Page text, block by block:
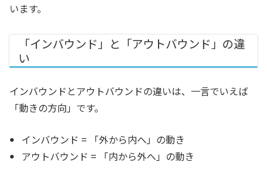
います。
「インバウンド」と「アウトバウンド」の違
い
インバウンドとアウトバウンドの違いは、一言でいえば
「動きの方向」です。
インバウンド = 「外から内へ」の動き
アウトバウンド = 「内から外へ」の動き